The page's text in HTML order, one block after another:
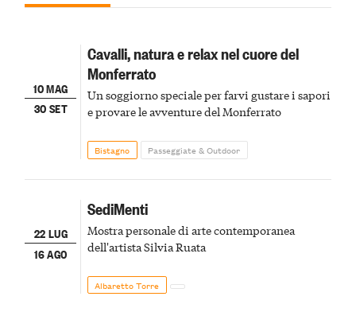
10 MAG
30 SET
Cavalli, natura e relax nel cuore del
Monferrato
Un soggiorno speciale per farvi gustare i sapori
e provare le avventure del Monferrato
Bistagno Passeggiate & Outdoor
22 LUG
16 AGO
SediMenti
Mostra personale di arte contemporanea
dell'artista Silvia Ruata
Albaretto Torre